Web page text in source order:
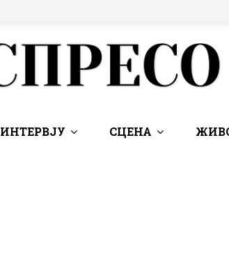
ИНТЕРВЈУ СЦЕНА